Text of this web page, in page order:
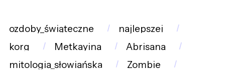
ozdoby_świąteczne
najlepszej
korg
Metkayina
Abrisana
mitologia_słowiańska
Zombie